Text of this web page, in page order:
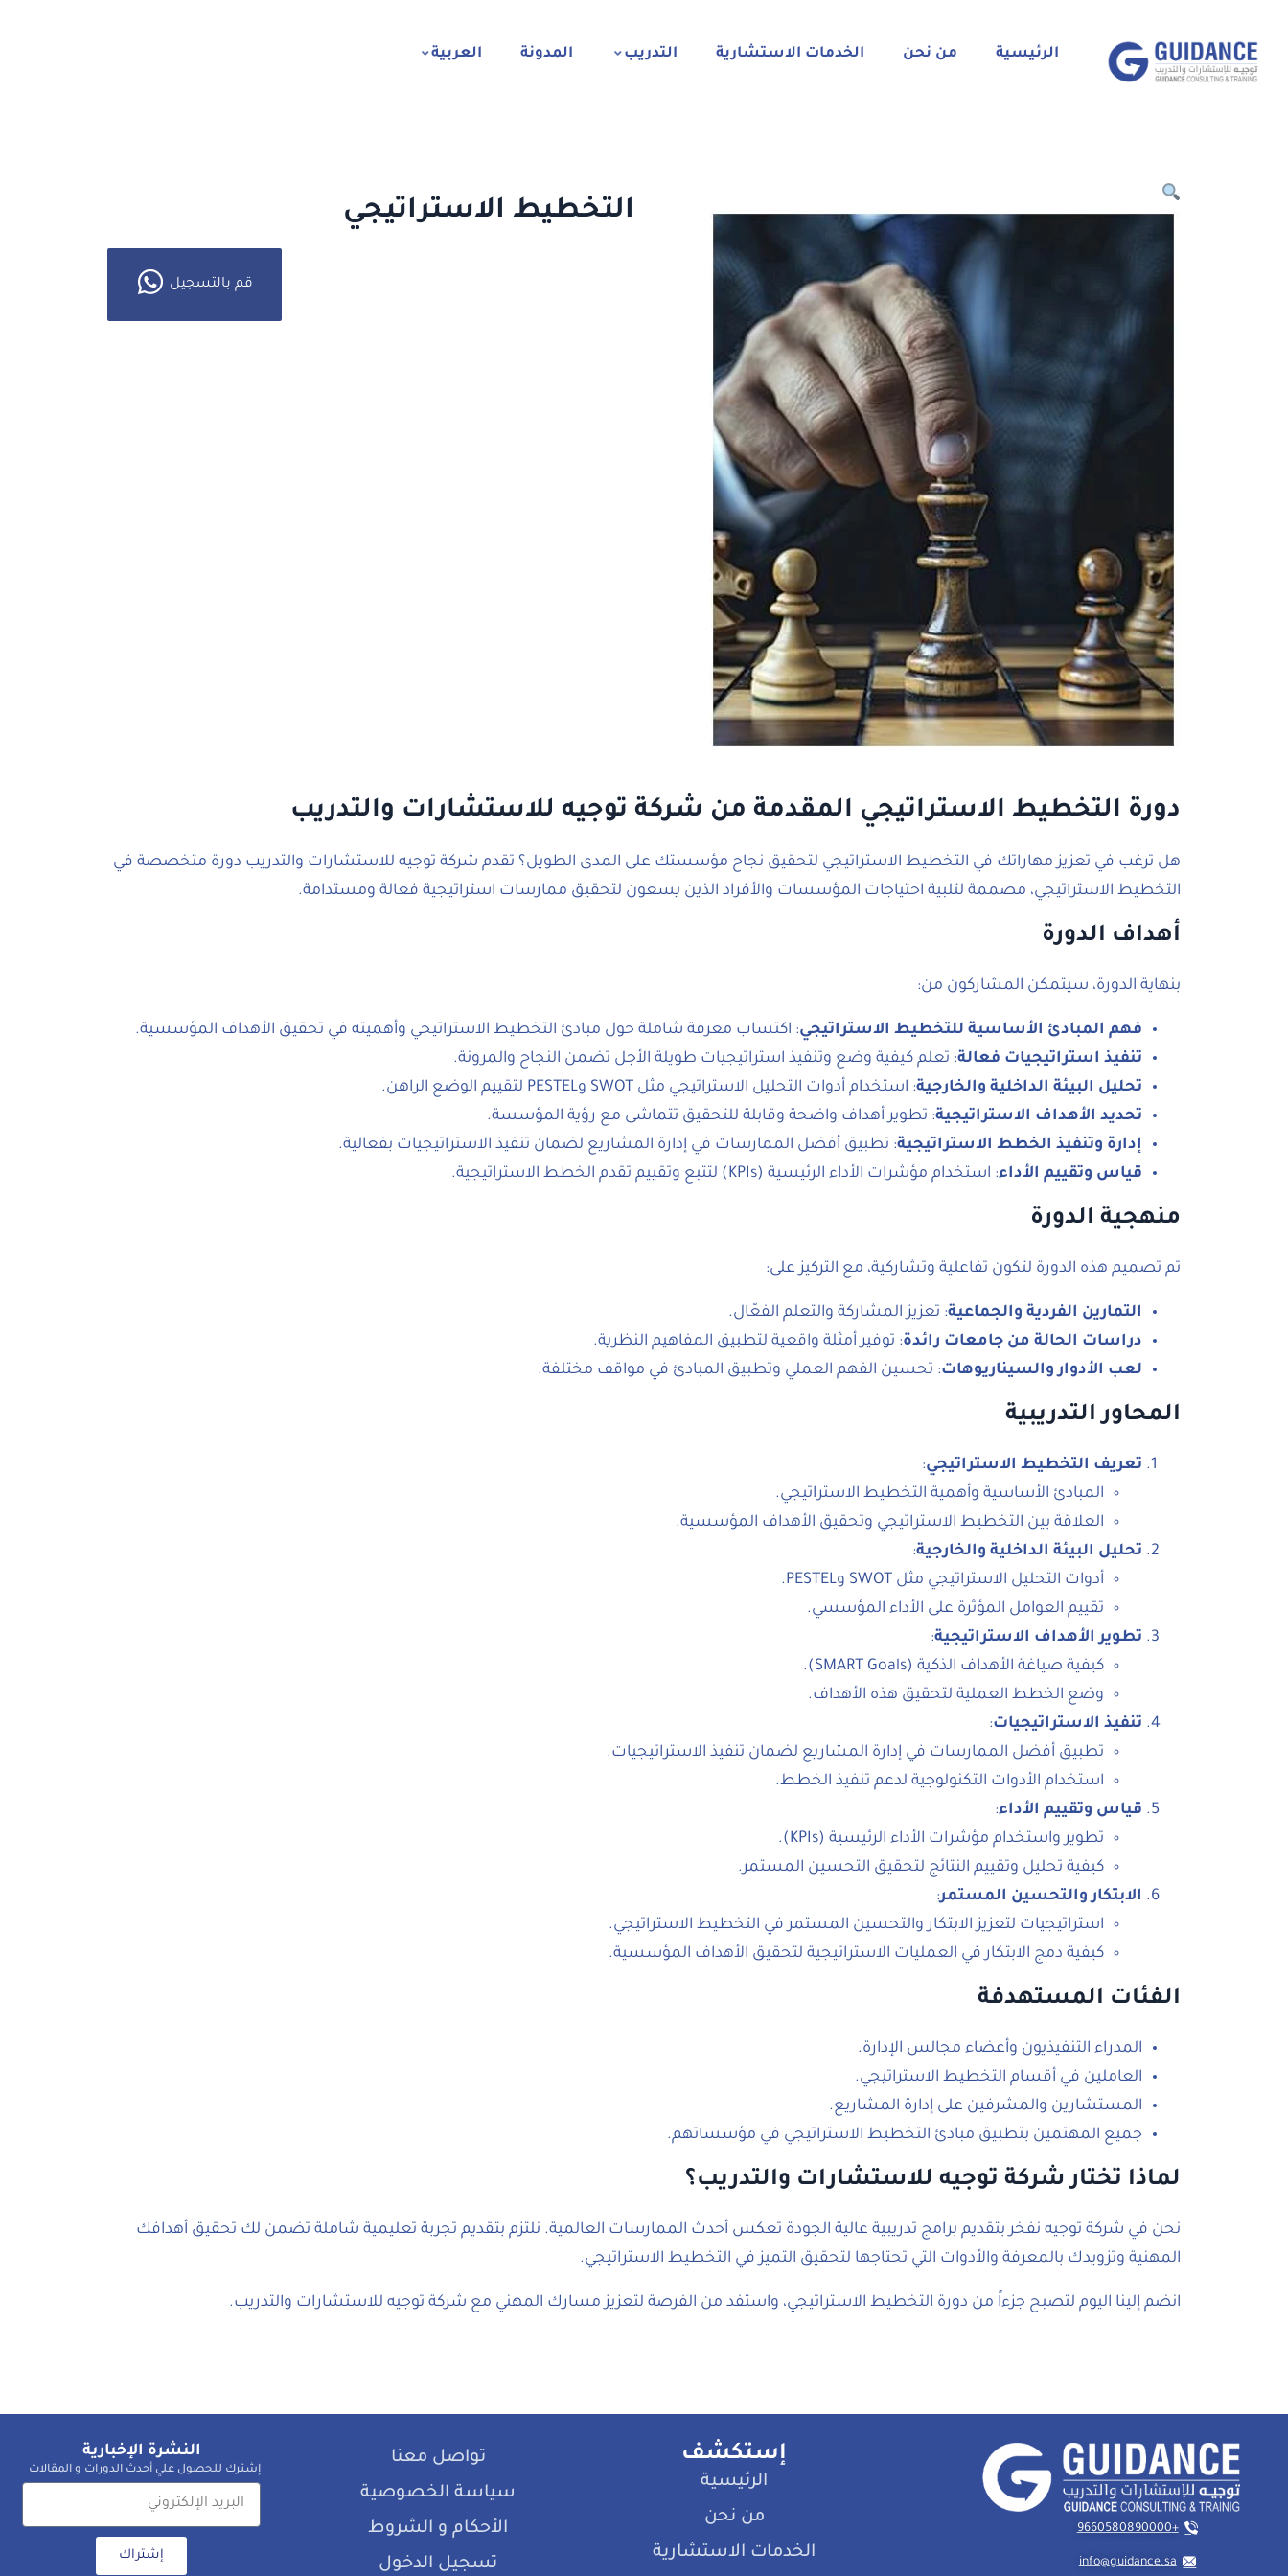
العربية المدونة التدريب الخدمات الاستشارية من نحن الرئيسية
التخطيط الاستراتيجي
قم بالتسجيل
دورة التخطيط الاستراتيجي المقدمة من شركة توجيه للاستشارات والتدريب
هل ترغب في تعزيز مهاراتك في التخطيط الاستراتيجي لتحقيق نجاح مؤسستك على المدى الطويل؟ تقدم شركة توجيه للاستشارات والتدريب دورة متخصصة في
التخطيط الاستراتيجي، مصممة لتلبية احتياجات المؤسسات والأفراد الذين يسعون لتحقيق ممارسات استراتيجية فعالة ومستدامة.
أهداف الدورة
بنهاية الدورة، سيتمكن المشاركون من:
فهم المبادئ الأساسية للتخطيط الاستراتيجي: اكتساب معرفة شاملة حول مبادئ التخطيط الاستراتيجي وأهميته في تحقيق الأهداف المؤسسية.
تنفيذ استراتيجيات فعالة: تعلم كيفية وضع وتنفيذ استراتيجيات طويلة الأجل تضمن النجاح والمرونة.
تحليل البيئة الداخلية والخارجية: استخدام أدوات التحليل الاستراتيجي مثل SWOT وPESTEL لتقييم الوضع الراهن.
تحديد الأهداف الاستراتيجية: تطوير أهداف واضحة وقابلة للتحقيق تتماشى مع رؤية المؤسسة.
إدارة وتنفيذ الخطط الاستراتيجية: تطبيق أفضل الممارسات في إدارة المشاريع لضمان تنفيذ الاستراتيجيات بفعالية.
قياس وتقييم الأداء: استخدام مؤشرات الأداء الرئيسية (KPIs) لتتبع وتقييم تقدم الخطط الاستراتيجية.
منهجية الدورة
تم تصميم هذه الدورة لتكون تفاعلية وتشاركية، مع التركيز على:
التمارين الفردية والجماعية: تعزيز المشاركة والتعلم الفعّال.
دراسات الحالة من جامعات رائدة: توفير أمثلة واقعية لتطبيق المفاهيم النظرية.
لعب الأدوار والسيناريوهات: تحسين الفهم العملي وتطبيق المبادئ في مواقف مختلفة.
المحاور التدريبية
تعريف التخطيط الاستراتيجي:
المبادئ الأساسية وأهمية التخطيط الاستراتيجي.
العلاقة بين التخطيط الاستراتيجي وتحقيق الأهداف المؤسسية.
تحليل البيئة الداخلية والخارجية:
أدوات التحليل الاستراتيجي مثل SWOT وPESTEL.
تقييم العوامل المؤثرة على الأداء المؤسسي.
تطوير الأهداف الاستراتيجية:
كيفية صياغة الأهداف الذكية (SMART Goals).
وضع الخطط العملية لتحقيق هذه الأهداف.
تنفيذ الاستراتيجيات:
تطبيق أفضل الممارسات في إدارة المشاريع لضمان تنفيذ الاستراتيجيات.
استخدام الأدوات التكنولوجية لدعم تنفيذ الخطط.
قياس وتقييم الأداء:
تطوير واستخدام مؤشرات الأداء الرئيسية (KPIs).
كيفية تحليل وتقييم النتائج لتحقيق التحسين المستمر.
الابتكار والتحسين المستمر:
استراتيجيات لتعزيز الابتكار والتحسين المستمر في التخطيط الاستراتيجي.
كيفية دمج الابتكار في العمليات الاستراتيجية لتحقيق الأهداف المؤسسية.
الفئات المستهدفة
المدراء التنفيذيون وأعضاء مجالس الإدارة.
العاملين في أقسام التخطيط الاستراتيجي.
المستشارين والمشرفين على إدارة المشاريع.
جميع المهتمين بتطبيق مبادئ التخطيط الاستراتيجي في مؤسساتهم.
لماذا تختار شركة توجيه للاستشارات والتدريب؟
نحن في شركة توجيه نفخر بتقديم برامج تدريبية عالية الجودة تعكس أحدث الممارسات العالمية. نلتزم بتقديم تجربة تعليمية شاملة تضمن لك تحقيق أهدافك
المهنية وتزويدك بالمعرفة والأدوات التي تحتاجها لتحقيق التميز في التخطيط الاستراتيجي.
انضم إلينا اليوم لتصبح جزءاً من دورة التخطيط الاستراتيجي، واستفد من الفرصة لتعزيز مسارك المهني مع شركة توجيه للاستشارات والتدريب.
+9660580890000
info@guidance.sa
إستكشف
الرئيسية
من نحن
الخدمات الاستشارية
تواصل معنا
سياسة الخصوصية
الأحكام و الشروط
تسجيل الدخول
النشرة الإخبارية
إشترك للحصول علي أحدث الدورات و المقالات
إشتراك